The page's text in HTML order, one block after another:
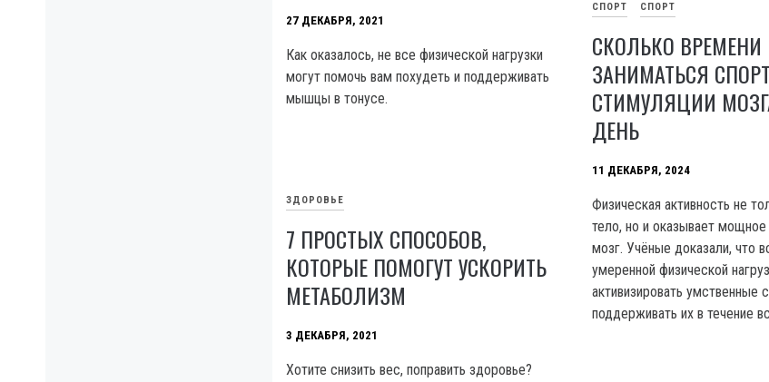
СПОРТ СПОРТ
СКОЛЬКО
ЗАНИМАТЬСЯ
СТИМУЛЯЦИИ
ДЕНЬ
11 ДЕКАБРЯ, 2024
Физическая активность не
тело, но и оказывает мощное
мозг. Учёные доказали, что
умеренной физической
активизировать умственные
поддерживать их в течение
27 ДЕКАБРЯ, 2021
Как оказалось, не все физической нагрузки
могут помочь вам похудеть и поддерживать
мышцы в тонусе.
ЗДОРОВЬЕ
7 ПРОСТЫХ СПОСОБОВ,
КОТОРЫЕ ПОМОГУТ УСКОРИТЬ
МЕТАБОЛИЗМ
3 ДЕКАБРЯ, 2021
Хотите снизить вес, поправить здоровье?